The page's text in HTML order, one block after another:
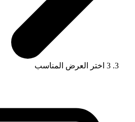
3 اختر العرض المناسب